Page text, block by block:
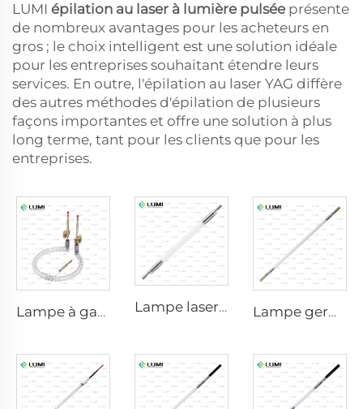
LUMI épilation au laser à lumière pulsée présente
de nombreux avantages pour les acheteurs en
gros ; le choix intelligent est une solution idéale
pour les entreprises souhaitant étendre leurs
services. En outre, l'épilation au laser YAG diffère
des autres méthodes d'épilation de plusieurs
façons importantes et offre une solution à plus
long terme, tant pour les clients que pour les
entreprises.
Lampe à gaz simulateur de lumière solaire D1200 – 10×110 mm Lampe laser au xénon L2851 – 5×105×175 mm Lampe germicide à impulsion forte L3670 – 7×160×200 mm